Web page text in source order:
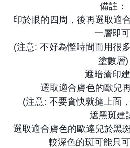
備註：
印於眼的四周，後再選取適
一層即可
(注意: 不好為慳時間而用很
塗數層)
遮暗瘡印
選取適合膚色的歐兒
(注意: 不要貪快就撻上面
遮黑斑建
選取適合膚色的歐達兒於黑
較深色的斑可能只